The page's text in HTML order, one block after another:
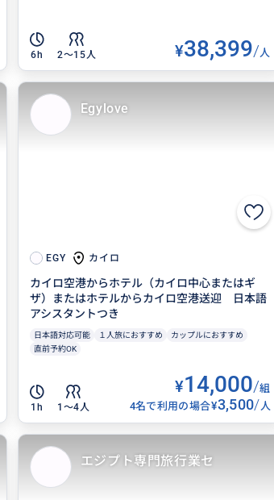
6h 2〜15人 ¥38,399/人
EGY カイロ
カイロ空港からホテル（カイロ中心またはギ
ザ）またはホテルからカイロ空港送迎 日本語
アシスタントつき
日本語対応可能 １人旅におすすめ
カップルにおすすめ
直前予約OK
1h 1〜4人
¥14,000/組
4名で利用の場合¥3,500/人
Egylove
エジプト専門旅行業セ